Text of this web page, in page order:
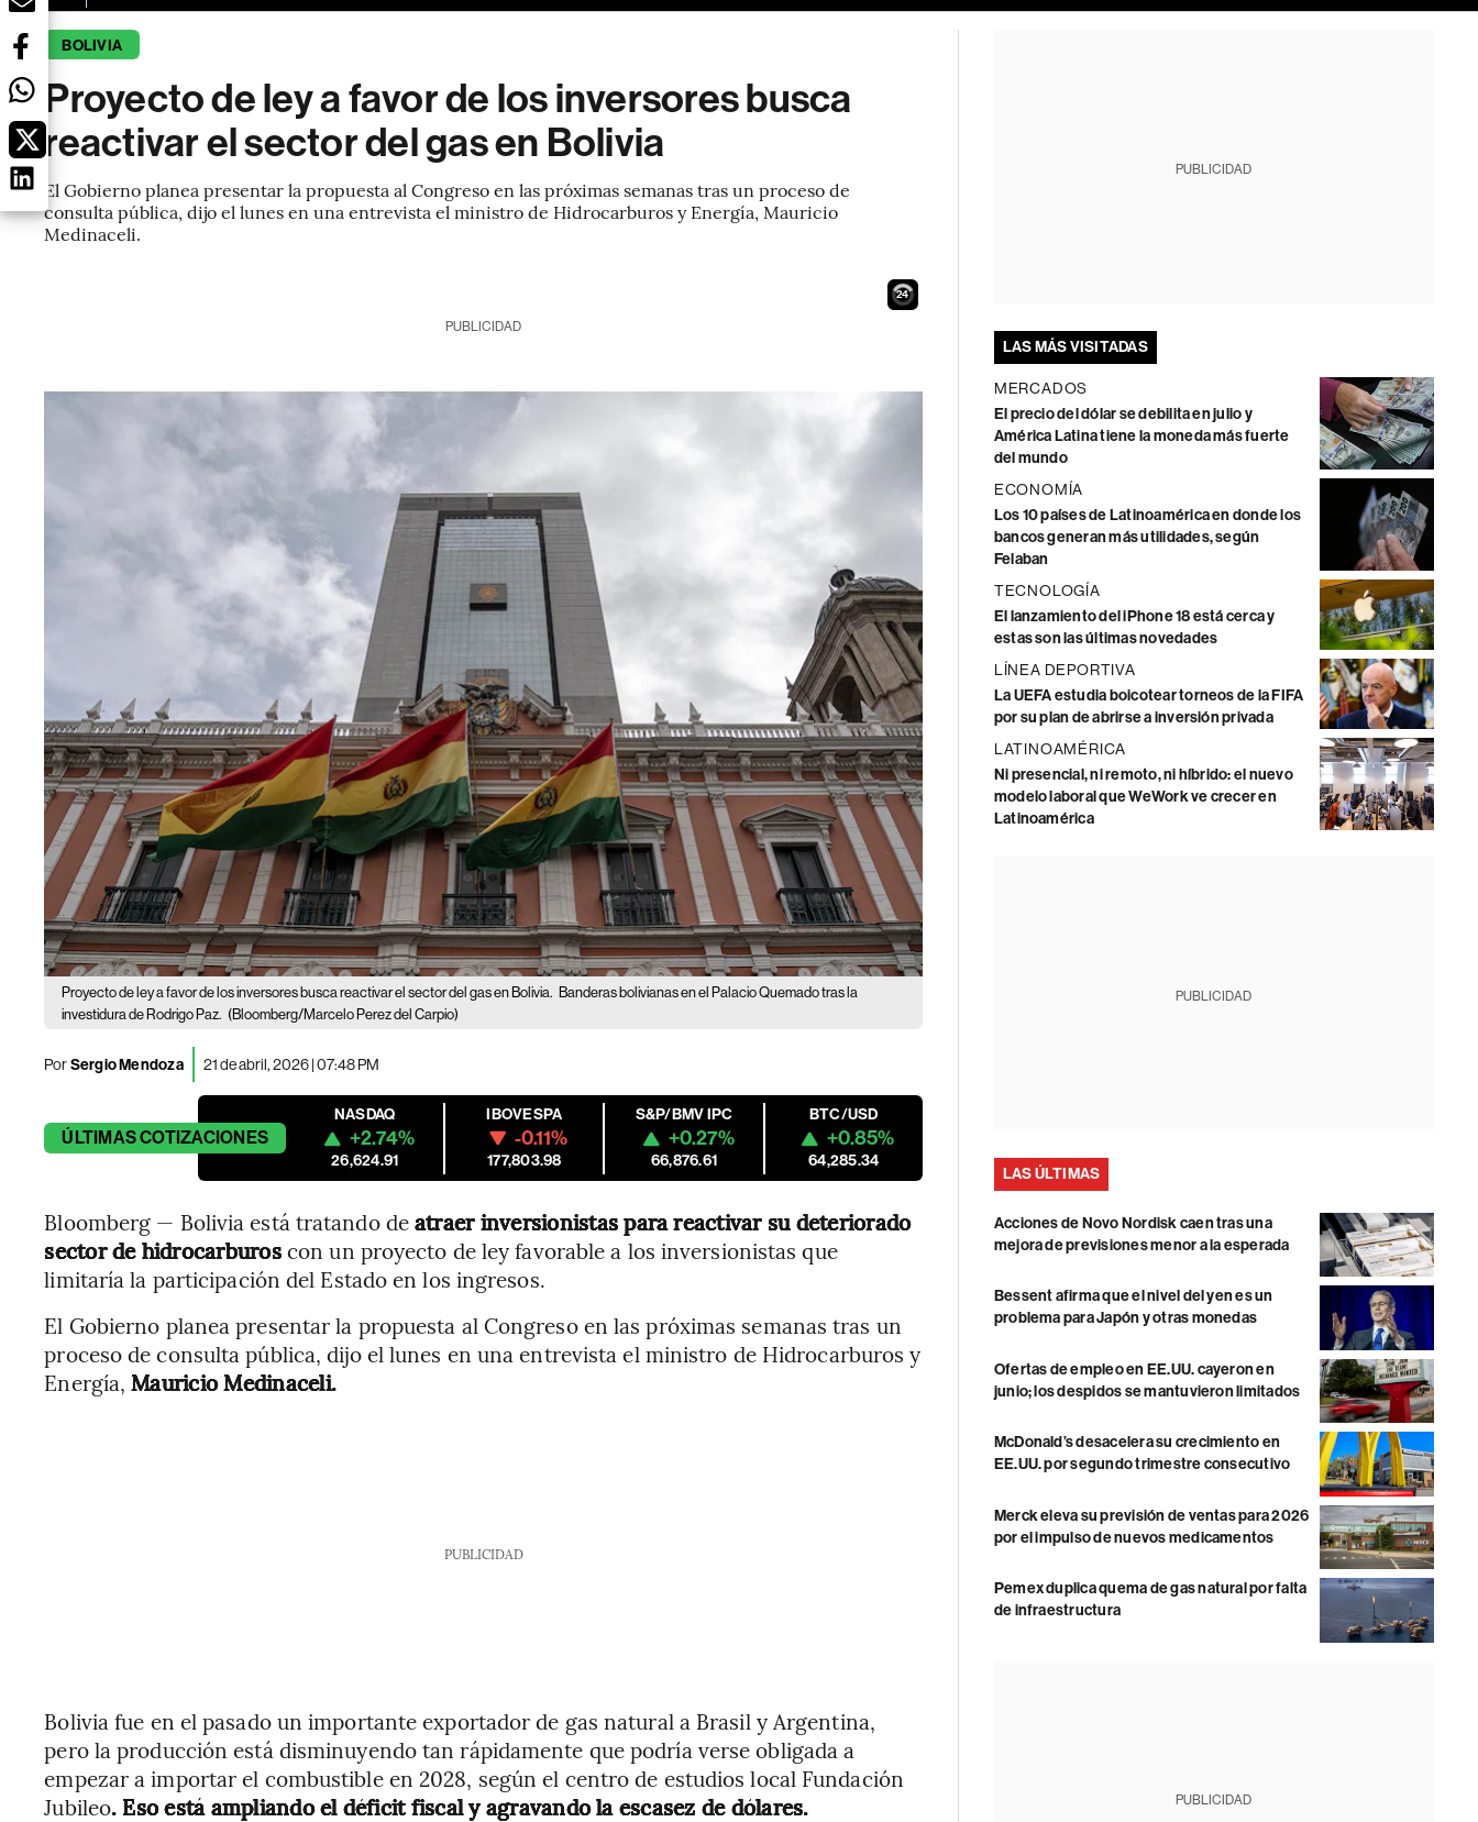
BOLIVIA
Proyecto de ley a favor de los inversores busca
reactivar el sector del gas en Bolivia
El Gobierno planea presentar la propuesta al Congreso en las próximas semanas tras un proceso de
consulta pública, dijo el lunes en una entrevista el ministro de Hidrocarburos y Energía, Mauricio
Medinaceli.
23
PUBLICIDAD
Proyecto de ley a favor de los inversores busca reactivar el sector del gas en Bolivia. Banderas bolivianas en el Palacio Quemado tras la
investidura de Rodrigo Paz. (Bloomberg/Marcelo Perez del Carpio)
PorSergio Mendoza 21 de abril, 2026 | 07:48 PM
ÚLTIMASCOTIZACIONES
NASDAQ
+2.74%
26,624.91
IBOVESPA
-0.11%
177,803.98
S&P/BMV IPC
+0.27%
66,876.61
BTC/USD
+0.85%
64,285.34
Bloomberg — Bolivia está tratando deatraer inversionistas para reactivar su deteriorado
sector de hidrocarburoscon un proyecto de ley favorable a los inversionistas que
limitaría la participación del Estado en los ingresos.
El Gobierno planea presentar la propuesta al Congreso en las próximas semanas tras un
proceso de consulta pública, dijo el lunes en una entrevista el ministro de Hidrocarburos y
Energía,Mauricio Medinaceli.
PUBLICIDAD
Bolivia fue en el pasado un importante exportador de gas natural a Brasil y Argentina,
pero la producción está disminuyendo tan rápidamente que podría verse obligada a
empezar a importar el combustible en 2028, según el centro de estudios local Fundación
Jubileo. Eso está ampliando el déficit fiscal y agravando la escasez de dólares.
PUBLICIDAD
LAS MÁS VISITADAS
MERCADOS
El precio del dólar se debilita en julio y
América Latina tiene la moneda más fuerte
del mundo
ECONOMÍA
Los 10 países de Latinoamérica en donde los
bancos generan más utilidades, según
Felaban
TECNOLOGÍA
El lanzamiento del iPhone 18 está cerca y
estas son las últimas novedades
LÍNEA DEPORTIVA
La UEFA estudia boicotear torneos de la FIFA
por su plan de abrirse a inversión privada
LATINOAMÉRICA
Ni presencial, ni remoto, ni híbrido: el nuevo
modelo laboral que WeWork ve crecer en
Latinoamérica
PUBLICIDAD
LAS ÚLTIMAS
Acciones de Novo Nordisk caen tras una
mejora de previsiones menor a la esperada
Bessent afirma que el nivel del yen es un
problema para Japón y otras monedas
Ofertas de empleo en EE.UU. cayeron en
junio; los despidos se mantuvieron limitados
McDonald’s desacelera su crecimiento en
EE.UU. por segundo trimestre consecutivo
Merck eleva su previsión de ventas para 2026
por el impulso de nuevos medicamentos
Pemex duplica quema de gas natural por falta
de infraestructura
PUBLICIDAD